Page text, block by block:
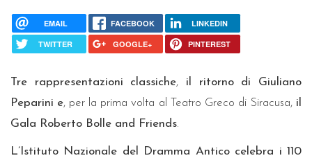
EMAIL FACEBOOK LINKEDIN
TWITTER GOOGLE+ PINTEREST
Tre rappresentazioni classiche, il ritorno di Giuliano
Peparini e, per la prima volta al Teatro Greco di Siracusa, il
Gala Roberto Bolle and Friends.
L’Istituto Nazionale del Dramma Antico celebra i 110